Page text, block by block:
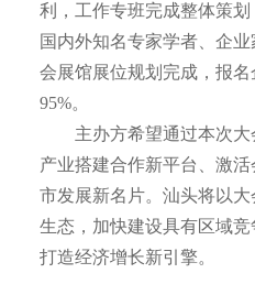
利，工作专班完成整体策
国内外知名专家学者、企
会展馆展位规划完成，报
95%。
主办方希望通过本次大
产业搭建合作新平台、激
市发展新名片。汕头将以
生态，加快建设具有区域竞
打造经济增长新引擎。